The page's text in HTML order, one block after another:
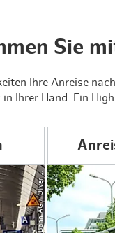
Sie
Ihre Anreise
in Ihrer Hand. Ein
©
L
g